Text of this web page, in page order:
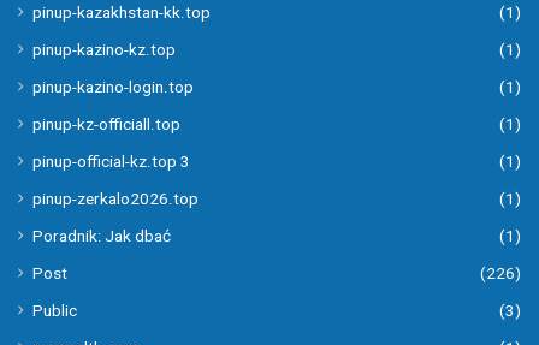
pinup-kazakhstan-kk.top
(1)
pinup-kazino-kz.top
(1)
pinup-kazino-login.top
(1)
pinup-kz-officiall.top
(1)
pinup-official-kz.top 3
(1)
pinup-zerkalo2026.top
(1)
Poradnik: Jak dbać
(1)
Post
(226)
Public
(3)